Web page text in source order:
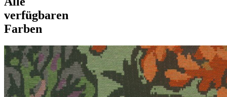
verfügbaren
Farben